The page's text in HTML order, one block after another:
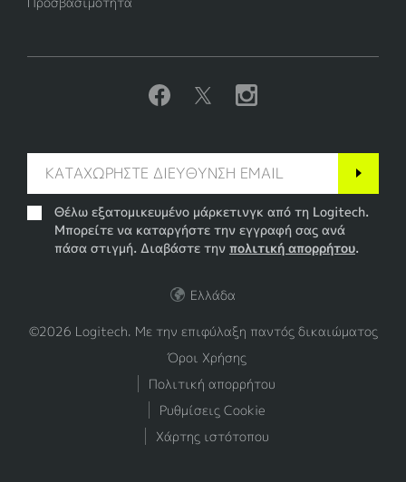
Θέλω εξατομικευμένο μάρκετινγκ από τη Logitech.
Μπορείτε να καταργήστε την εγγραφή σας ανά
πάσα στιγμή. Διαβάστε την πολιτική απορρήτου.
©2026 Logitech. Με την επιφύλαξη παντός δικαιώματος
Όροι Χρήσης
Πολιτική απορρήτου
Ρυθμίσεις Cookie
Χάρτης ιστότοπου
Ελλάδα